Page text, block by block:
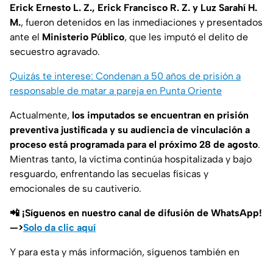
Erick Ernesto L. Z., Erick Francisco R. Z. y Luz Sarahí H.
M., fueron detenidos en las inmediaciones y presentados
ante el Ministerio Público, que les imputó el delito de
secuestro agravado.
Quizás te interese: Condenan a 50 años de prisión a
responsable de matar a pareja en Punta Oriente
Actualmente, los imputados se encuentran en prisión
preventiva justificada y su audiencia de vinculación a
proceso está programada para el próximo 28 de agosto.
Mientras tanto, la víctima continúa hospitalizada y bajo
resguardo, enfrentando las secuelas físicas y
emocionales de su cautiverio.
📲 ¡Síguenos en nuestro canal de difusión de WhatsApp!
—>Solo da clic aquí
Y para esta y más información, síguenos también en